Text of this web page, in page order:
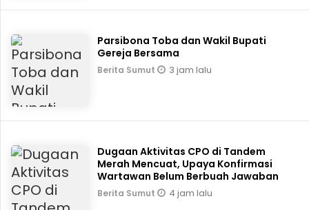
Parsibona Toba dan Wakil Bupati
Gereja Bersama
Berita Sumut 3 jam lalu
Dugaan Aktivitas CPO di Tandem
Merah Mencuat, Upaya Konfirmasi
Wartawan Belum Berbuah Jawaban
Berita Sumut 4 jam lalu